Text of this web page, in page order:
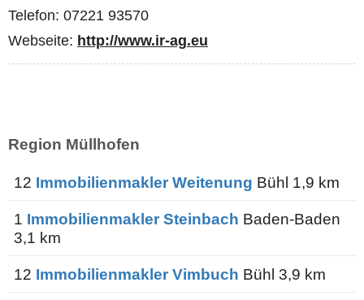
Telefon: 07221 93570
Webseite: http://www.ir-ag.eu
Region Müllhofen
12 Immobilienmakler Weitenung Bühl 1,9 km
1 Immobilienmakler Steinbach Baden-Baden
3,1 km
12 Immobilienmakler Vimbuch Bühl 3,9 km